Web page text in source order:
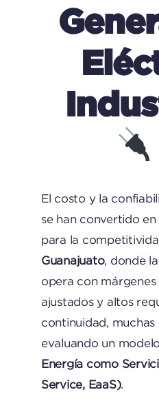
El costo y la
se han convertido
para la
Guanajuato, donde
opera con márgenes
ajustados y altos
continuidad, muchas
evaluando un
Energía como
Service, EaaS).